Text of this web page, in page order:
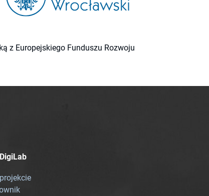
z Europejskiego Funduszu Rozwoju